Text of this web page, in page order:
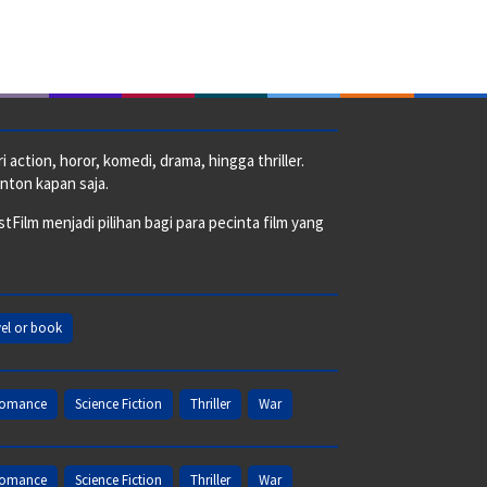
horor, komedi, drama, hingga thriller.
kapan saja.
menjadi pilihan bagi para pecinta film yang
or book
Science Fiction Thriller War
Science Fiction Thriller War